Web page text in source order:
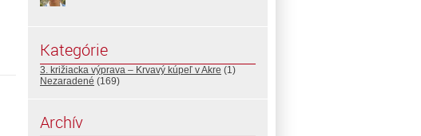
Kategórie
3. križiacka výprava – Krvavý kúpeľ v Akre (1)
Nezaradené (169)
Archív